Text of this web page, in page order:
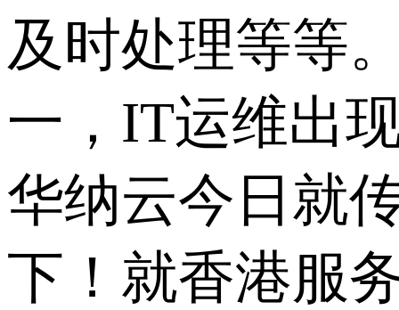
及时处理等等
一，IT运维出
华纳云今日就
下！就香港服